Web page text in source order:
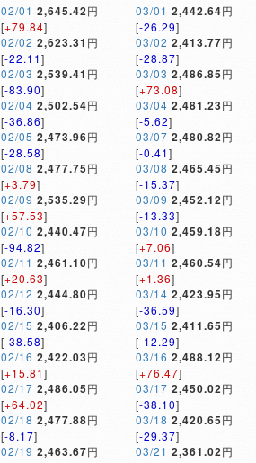
02/01 2,645.42円
[+79.84]
02/02 2,623.31 円
[-22.11]
02/03 2,539.41 円
[-83.90]
02/04 2,502.54円
[-36.86]
02/05 2,473.96円
[-28.58]
02/08 2,477.75円
[+3.79]
02/09 2,535.29円
[+57.53]
02/10 2,440.47円
[-94.82]
02/11 2,461.10円
[+20.63]
02/12 2,444.80円
[-16.30]
02/15 2,406.22円
[-38.58]
02/16 2,422.03円
[+15.81]
02/17 2,486.05円
[+64.02]
02/18 2,477.88円
[-8.17]
02/19 2,463.67円
03/01 2,442.64円
[-26.29]
03/02 2,413.77円
[-28.87]
03/03 2,486.85円
[+73.08]
03/04 2,481.23円
[-5.62]
03/07 2,480.82円
[-0.41]
03/08 2,465.45円
[-15.37]
03/09 2,452.12円
[-13.33]
03/10 2,459.18円
[+7.06]
03/11 2,460.54円
[+1.36]
03/14 2,423.95円
[-36.59]
03/15 2,411.65円
[-12.29]
03/16 2,488.12円
[+76.47]
03/17 2,450.02円
[-38.10]
03/18 2,420.65円
[-29.37]
03/21 2,361.02円